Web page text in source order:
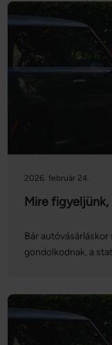
vesszük elő,
hiánya pedig csak
kerülne a sor. Az
lehetetlen dolog,
nagyfokú bizalom
2026. február 24.
Mire figyeljünk,
Bár
gondolkodnak, a
figyelnünk a
kell fejben tartanunk!